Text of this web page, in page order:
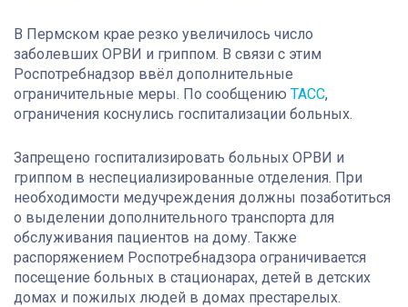
В Пермском крае резко увеличилось число
заболевших ОРВИ и гриппом. В связи с этим
Роспотребнадзор ввёл дополнительные
ограничительные меры. По сообщению ТАСС,
ограничения коснулись госпитализации больных.
Запрещено госпитализировать больных ОРВИ и
гриппом в неспециализированные отделения. При
необходимости медучреждения должны позаботиться
о выделении дополнительного транспорта для
обслуживания пациентов на дому. Также
распоряжением Роспотребнадзора ограничивается
посещение больных в стационарах, детей в детских
домах и пожилых людей в домах престарелых.